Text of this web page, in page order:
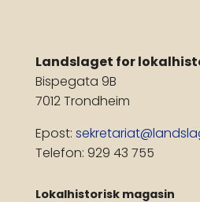
Landslaget for
Bispegata 9B
7012 Trondheim
Epost:
Telefon: 929 43 755
Lokalhistorisk magasin